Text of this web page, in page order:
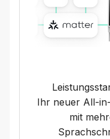
Ihr neuer All-
mit